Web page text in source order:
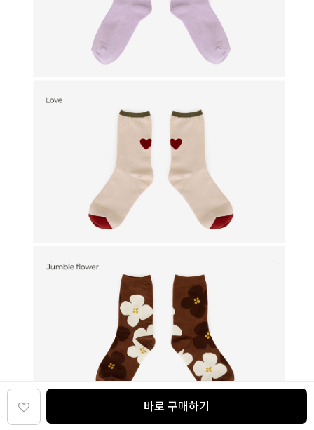
바로 구매하기